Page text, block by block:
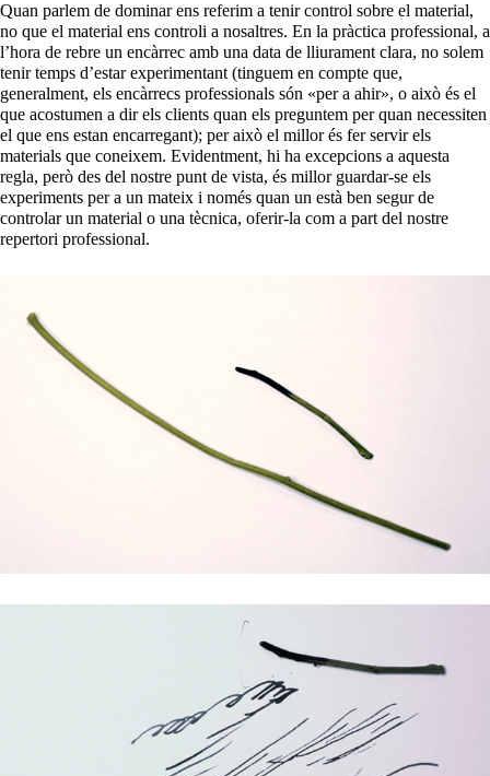
Quan parlem de dominar ens referim a tenir control sobre el material,
no que el material ens controli a nosaltres. En la pràctica professional, a
l’hora de rebre un encàrrec amb una data de lliurament clara, no solem
tenir temps d’estar experimentant (tinguem en compte que,
generalment, els encàrrecs professionals són «per a ahir», o això és el
que acostumen a dir els clients quan els preguntem per quan necessiten
el que ens estan encarregant); per això el millor és fer servir els
materials que coneixem. Evidentment, hi ha excepcions a aquesta
regla, però des del nostre punt de vista, és millor guardar-se els
experiments per a un mateix i només quan un està ben segur de
controlar un material o una tècnica, oferir-la com a part del nostre
repertori professional.